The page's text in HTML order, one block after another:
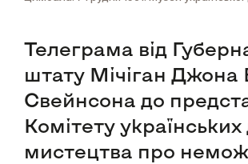
Телеграма від
штату Мічіган Джона
Свейнсона до
Комітету українських
мистецтва про